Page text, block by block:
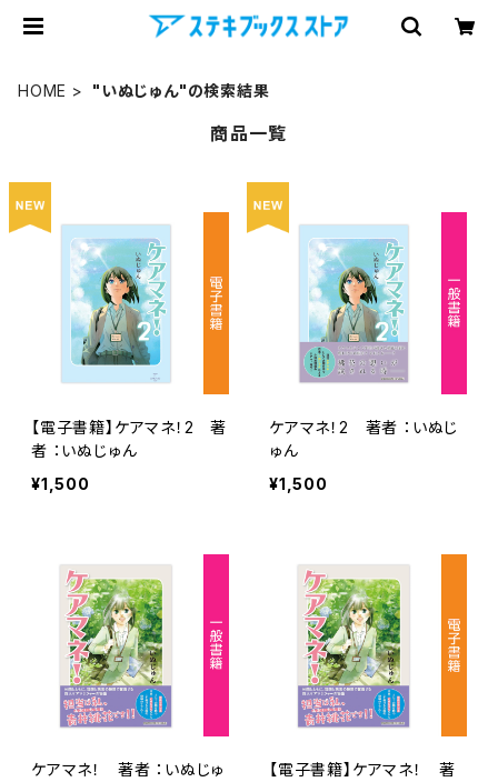
HOME "いぬじゅん"の検索結果
商品一覧
【電子書籍】ケアマネ！2 著
者 ：いぬじゅん
¥1,500
ケアマネ！2 著者 ：いぬじ
ゅん
¥1,500
ケアマネ！ 著者 ：いぬじゅ
【電子書籍】ケアマネ！ 著